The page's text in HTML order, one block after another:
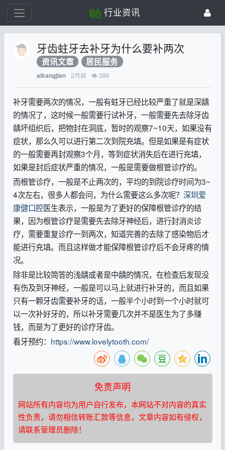
行业资讯
牙齿蛀牙去补牙为什么要补两次
资讯文章 居民服务
aikangjian 2月前 386
补牙需要两次的情况，一般有蛀牙已经比较严重了就是深龋
的情况了，这时候一般需要行试补牙，一般需要先去除牙齿
龋坏组织后，把物封在洞底，暂时的观察7~10天，如果没有
症状，那么久可以进行第二次到院充填。但是如果是有症状
的一般需要再封观察3个月，等到症状消失后在进行充填，
如果是封后症状严重的情况，一般是需要做根管诊疗的。
而根管诊疗，一般是不止两次的，平均的到院诊疗时间为3~
4次左右，很多人都会问，为什么需要这么多次呢？ 深圳爱
康健口腔医生表示，一般是为了更好的保障根管诊疗的结
果，因为根管诊疗是需要先去除牙神经后，进行封消炎诊
疗，需要重复诊疗一到两次，知道完善的去除了感染物后才
能进行充填。而且这样做才能保障根管诊疗后不会牙疼的情
况。
除非是比较简答的浅龋或者是中龋的情况，在检查后发现没
有伤及到牙神经，一般是可以马上就进行补牙的，而且如果
只有一颗牙齿需要补牙的话，一般半个小时到一个小时就可
以一次补好牙的，所以补牙需要几次并不是医生为了多赚
钱，而是为了更好的诊疗牙齿。
看牙预约： https://www.lovelytooth.com/
免责声明
网站所有内容均为用户自行发布，本网站不对内容的真实
性负责，请勿相信转账汇款等信息，文章内容如有侵权，
请联系管理员删除！